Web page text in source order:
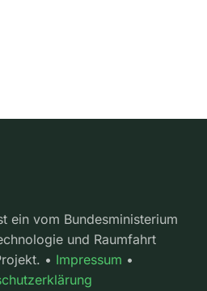
ein vom Bundesministerium
und Raumfahrt
• Impressum •